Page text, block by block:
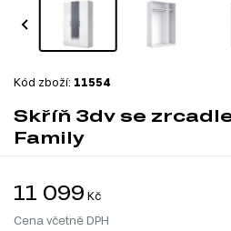
Kód zboží: 11554
Skříň 3dv se
Family
11 099 Kč
Cena včetně DPH